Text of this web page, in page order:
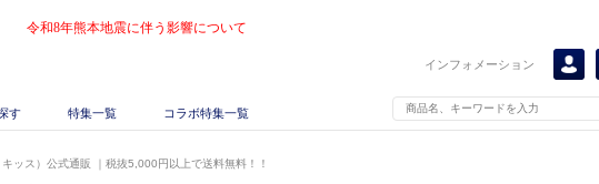
令和8年熊本地震に伴う影響について
インフォメーション
す 特集一覧 コラボ特集一覧
ッス）公式通販 ｜税抜5,000円以上で送料無料！！